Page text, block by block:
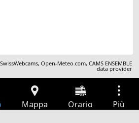
SwissWebcams,Open-Meteo.com,CAMS ENSEMBLE
data provider
Mappa Orario Più